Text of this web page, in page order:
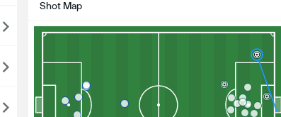
Shot Map